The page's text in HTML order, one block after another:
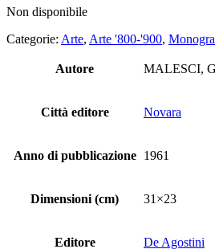
Non disponibile
Categorie: Arte, Arte '800-'900,
Autore MALESCI,
Città editore Novara
Anno di pubblicazione 1961
Dimensioni (cm) 31×23
Editore De Agostini